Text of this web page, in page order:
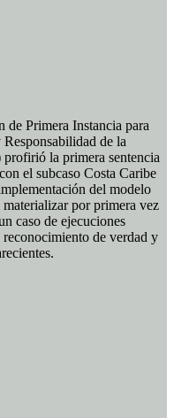
de Primera Instancia para
de la
la primera sentencia
el subcaso Costa Caribe
del modelo
por primera vez
caso de ejecuciones
de verdad y